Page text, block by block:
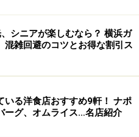
っぷりかける「NYCラクレ
」（2019年3月13日撮影）
、マストで！ ラクレット
ラクレットチーズフォー
「焦がしチーズチップス
べます。
シニアが楽しむなら？ 横浜ガ
混雑回避のコツとお得な割引ス
いる洋食店おすすめ9軒！ ナポ
ーグ、オムライス…名店紹介